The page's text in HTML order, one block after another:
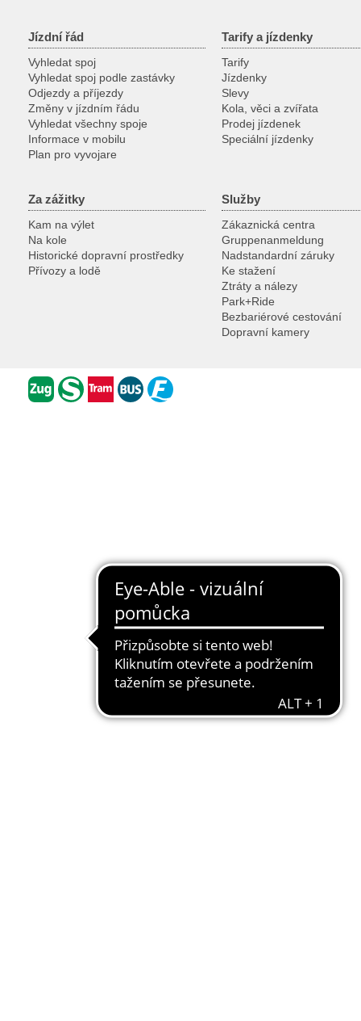
Jízdní řád
Vyhledat spoj
Vyhledat spoj podle zastávky
Odjezdy a příjezdy
Změny v jízdním řádu
Vyhledat všechny spoje
Informace v mobilu
Plan pro vyvojare
Tarify a jízdenky
Tarify
Jízdenky
Slevy
Kola, věci a zvířata
Prodej jízdenek
Speciální jízdenky
Za zážitky
Kam na výlet
Na kole
Historické dopravní prostředky
Přívozy a lodě
Služby
Zákaznická centra
Gruppenanmeldung
Nadstandardní záruky
Ke stažení
Ztráty a nálezy
Park+Ride
Bezbariérové cestování
Dopravní kamery